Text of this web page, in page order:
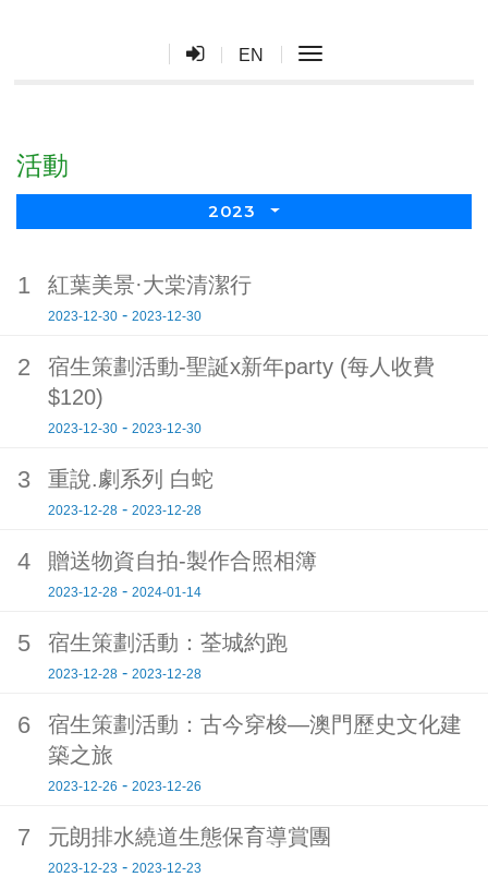
EN toggle navigation
活動
2023
1 紅葉美景·大棠清潔行
2023-12-30 - 2023-12-30
2
宿生策劃活動-聖誕x新年party (每人收費
$120)
2023-12-30 - 2023-12-30
3 重說.劇系列 白蛇
2023-12-28 - 2023-12-28
4 贈送物資自拍-製作合照相簿
2023-12-28 - 2024-01-14
5 宿生策劃活動：荃城約跑
2023-12-28 - 2023-12-28
6
宿生策劃活動：古今穿梭—澳門歷史文化建
築之旅
2023-12-26 - 2023-12-26
7 元朗排水繞道生態保育導賞團
2023-12-23 - 2023-12-23